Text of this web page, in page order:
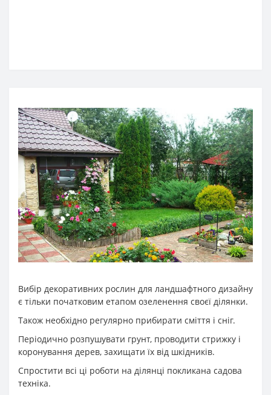
Вибір декоративних рослин для ландшафтного дизайну
є тільки початковим етапом озеленення своєї ділянки.
Також необхідно регулярно прибирати сміття і сніг.
Періодично розпушувати грунт, проводити стрижку і
коронування дерев, захищати їх від шкідників.
Спростити всі ці роботи на ділянці покликана садова
техніка.